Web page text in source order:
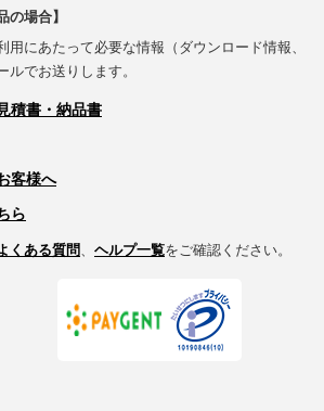
の場合】
用にあたって必要な情報（ダウンロード情報、
ルでお送りします。
積書・納品書
客様へ
ら
くある質問 ヘルプ一覧をご確認ください。